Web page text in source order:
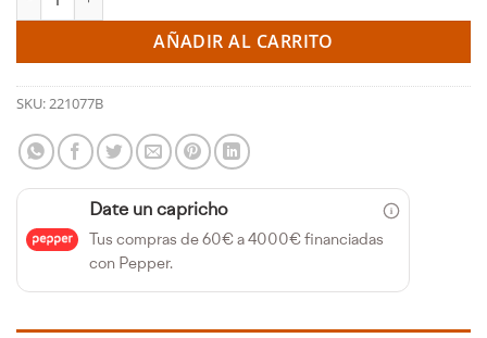
AÑADIR AL CARRITO
SKU:221077B
Date un capricho
Tus compras de 60€ a 4000€ financiadas
con Pepper.